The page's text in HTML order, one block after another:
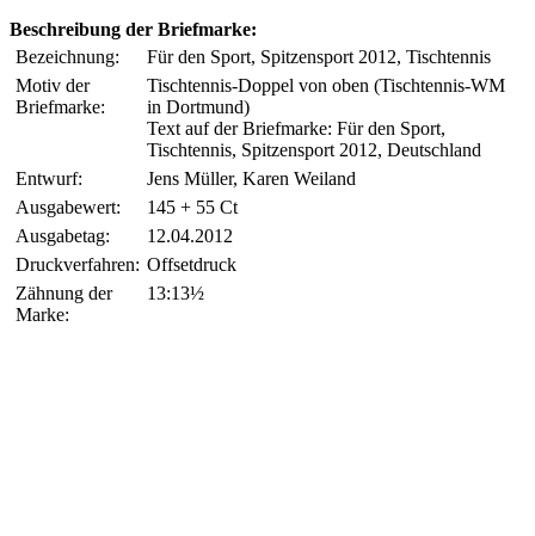
Beschreibung der Briefmarke:
Bezeichnung:
Für den Sport, Spitzensport 2012, Tischtennis
Motiv der
Briefmarke:
Tischtennis-Doppel von oben (Tischtennis-WM
in Dortmund)
Text auf der Briefmarke: Für den Sport,
Tischtennis, Spitzensport 2012, Deutschland
Entwurf:
Jens Müller, Karen Weiland
Ausgabewert:
145 + 55 Ct
Ausgabetag:
12.04.2012
Druckverfahren: Offsetdruck
Zähnung der
Marke:
13:13½